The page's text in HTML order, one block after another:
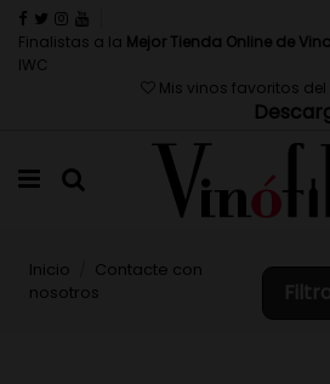
Finalistas a la Mejor Tienda Online de
IWC
Mis vinos favoritos
Inicio
Contacte con
nosotros